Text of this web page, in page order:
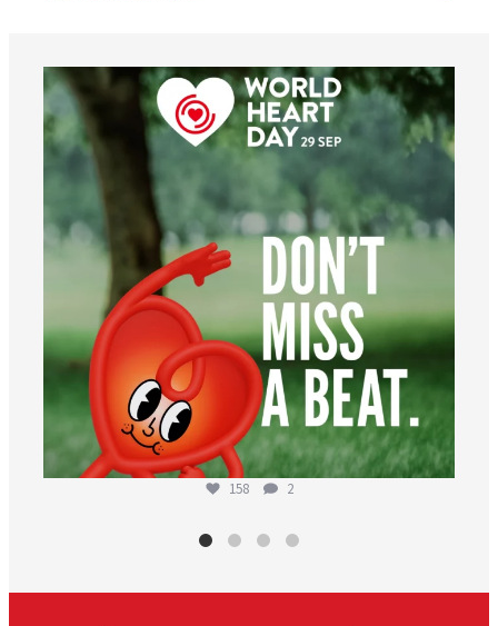
worldheartfederation
6 de agosto
158 2